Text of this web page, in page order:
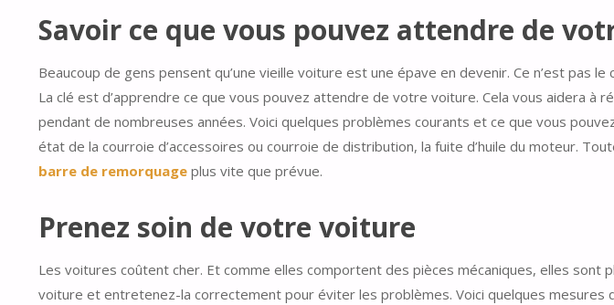
Savoir ce que vous pouvez attendre de
Beaucoup de gens pensent qu’une vieille voiture est une épave en devenir. Ce n’est
La clé est d’apprendre ce que vous pouvez attendre de votre voiture. Cela vous aidera
pendant de nombreuses années. Voici quelques problèmes courants et ce que vous
état de la courroie d’accessoires ou courroie de distribution, la fuite d’huile du moteur.
barre de remorquage plus vite que prévue.
Prenez soin de votre voiture
Les voitures coûtent cher. Et comme elles comportent des pièces mécaniques, elles
voiture et entretenez-la correctement pour éviter les problèmes. Voici quelques